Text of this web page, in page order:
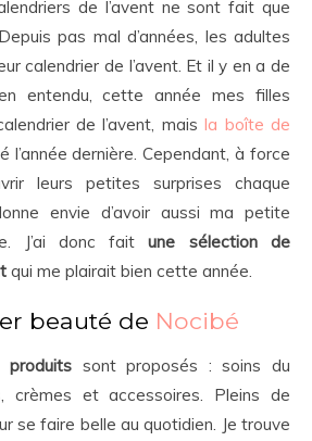
de l’avent ne sont fait que
pas mal d’années, les adultes
calendrier de l’avent. Et il y en a de
entendu, cette année mes filles
de l’avent, maisla boîte de
l’année dernière. Cependant, à force
leurs petites surprises chaque
envie d’avoir aussi ma petite
J’ai donc faitune sélection de
qui me plairait bien cette année.
beauté de Nocibé
sont proposés : soins du
crèmes et accessoires. Pleins de
se faire belle au quotidien. Je trouve